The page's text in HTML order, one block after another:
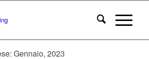
Gennaio, 2023